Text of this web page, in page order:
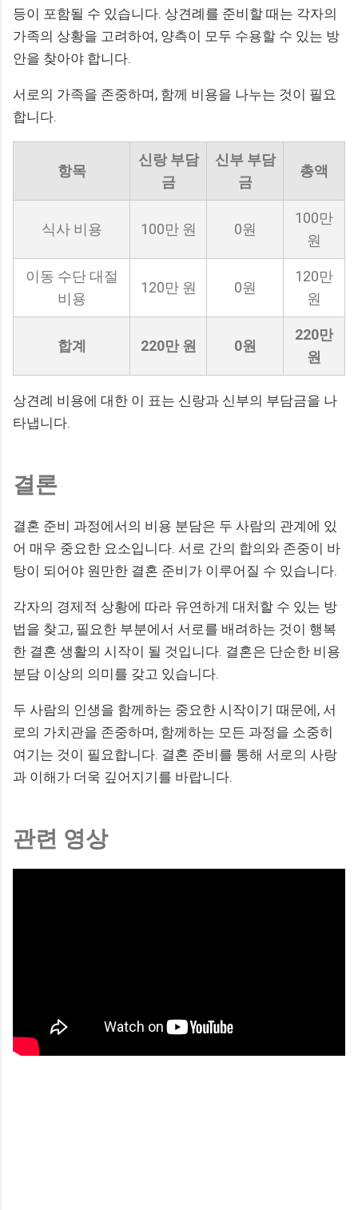
등이 포함될 수 있습니다. 상견례를 준비할 때는 각자의
가족의 상황을 고려하여, 양측이 모두 수용할 수 있는 방
안을 찾아야 합니다.
서로의 가족을 존중하며, 함께 비용을 나누는 것이 필요
합니다.
항목
신랑 부담
금
신부 부담
금
총액
식사 비용 100만 원 0원
100만
원
이동 수단 대절
비용
120만 원 0원
120만
원
합계 220만 원 0원
220만
원
상견례 비용에 대한 이 표는 신랑과 신부의 부담금을 나
타냅니다.
결론
결혼 준비 과정에서의 비용 분담은 두 사람의 관계에 있
어 매우 중요한 요소입니다. 서로 간의 합의와 존중이 바
탕이 되어야 원만한 결혼 준비가 이루어질 수 있습니다.
각자의 경제적 상황에 따라 유연하게 대처할 수 있는 방
법을 찾고, 필요한 부분에서 서로를 배려하는 것이 행복
한 결혼 생활의 시작이 될 것입니다. 결혼은 단순한 비용
분담 이상의 의미를 갖고 있습니다.
두 사람의 인생을 함께하는 중요한 시작이기 때문에, 서
로의 가치관을 존중하며, 함께하는 모든 과정을 소중히
여기는 것이 필요합니다. 결혼 준비를 통해 서로의 사랑
과 이해가 더욱 깊어지기를 바랍니다.
관련 영상